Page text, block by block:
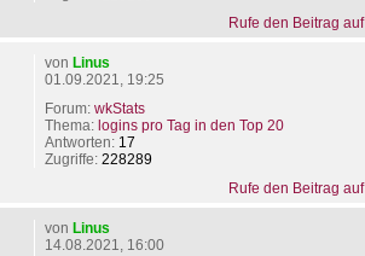
Rufe den Beitrag auf
von Linus
01.09.2021, 19:25
Forum: wkStats
Thema: logins pro Tag in den Top 20
Antworten: 17
Zugriffe: 228289
Rufe den Beitrag auf
von Linus
14.08.2021, 16:00